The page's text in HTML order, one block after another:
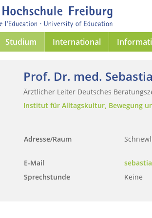
Studium International
Prof. Dr. med.
Ärztlicher Leiter Deutsches
Institut für Alltagskultur, Bewegung
Adresse/Raum
E-Mail
Sprechstunde
Keine